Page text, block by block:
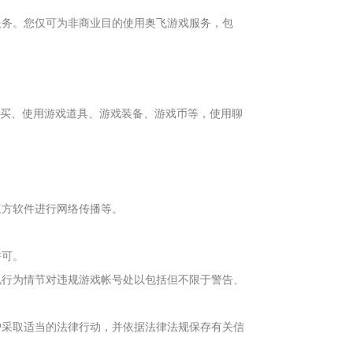
。您仅可为非商业目的使用奥飞游戏服务，包
、使用游戏道具、游戏装备、游戏币等，使用聊
软件进行网络传播等。
。
情节对违规游戏帐号处以包括但不限于警告、
取适当的法律行动，并依据法律法规保存有关信